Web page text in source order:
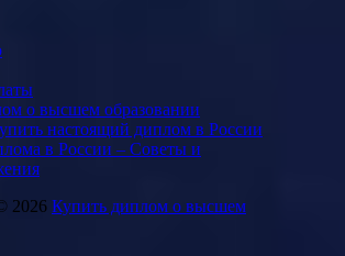
о высшем образовании
настоящий диплом в России
в России – Советы и
2026 Купить диплом о высшем